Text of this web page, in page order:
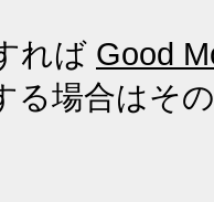
れば Good
る場合はそ